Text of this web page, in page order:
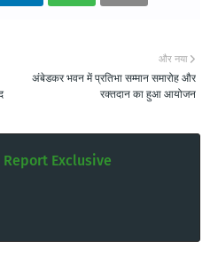
और नया
अंबेडकर भवन में प्रतिभा सम्मान समारोह और
रक्तदान का हुआ आयोजन
Report Exclusive